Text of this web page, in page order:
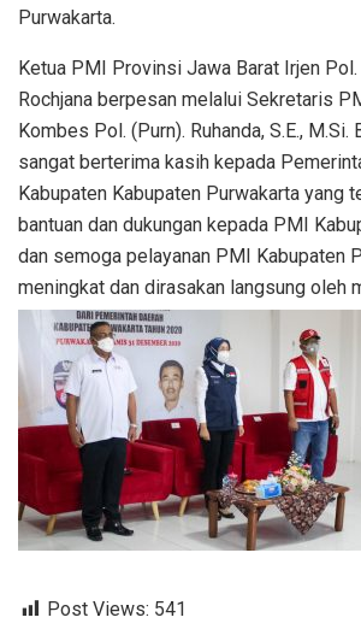
Purwakarta.
Ketua PMI Provinsi Jawa Barat Irjen
Rochjana berpesan melalui Sekretaris
Kombes Pol. (Purn). Ruhanda, S.E., M.Si.
sangat berterima kasih kepada
Kabupaten Kabupaten Purwakarta yang
bantuan dan dukungan kepada PMI
dan semoga pelayanan PMI Kabupaten
meningkat dan dirasakan langsung oleh
Post Views: 541